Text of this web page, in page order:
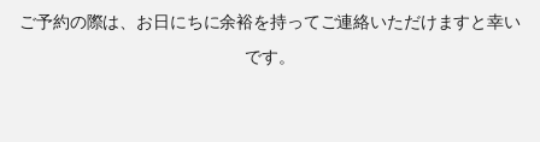
ご予約の際は、お日にちに余裕を持ってご連絡いただけますと幸い
です。